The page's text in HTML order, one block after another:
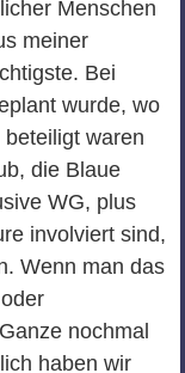
Menschen
meiner
Bei
wurde, wo
waren
die Blaue
WG, plus
involviert sind,
Wenn man das
nochmal
haben wir